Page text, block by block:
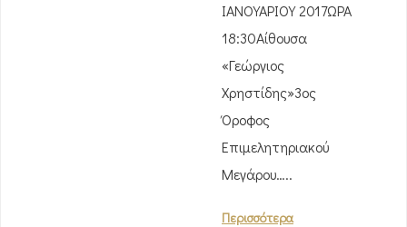
ΙΑΝΟΥΑΡΙΟΥ 2017ΩΡΑ
18:30Αίθουσα
«Γεώργιος
Χρηστίδης»3ος
Όροφος
Επιμελητηριακού
Μεγάρου…..
Περισσότερα